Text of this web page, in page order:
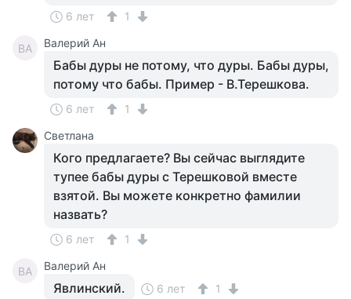
6 лет 1
ВА Валерий Ан
Бабы дуры не потому, что дуры. Бабы дуры,
потому что бабы. Пример - В.Терешкова.
6 лет
1
Светлана
Кого предлагаете? Вы сейчас выглядите
тупее бабы дуры с Терешковой вместе
взятой. Вы можете конкретно фамилии
назвать?
6 лет 1
ВА Валерий Ан
Явлинский. 6 лет 1